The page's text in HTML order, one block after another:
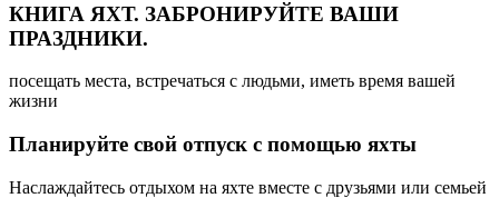
КНИГА ЯХТ. ЗАБРОНИРУЙТЕ ВАШИ
ПРАЗДНИКИ.
посещать места, встречаться с людьми, иметь время вашей
жизни
Планируйте свой отпуск с помощью яхты
Наслаждайтесь отдыхом на яхте вместе с друзьями или семьей